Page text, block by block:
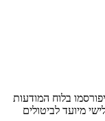
בלוח המודעות
מיועד לביטולים